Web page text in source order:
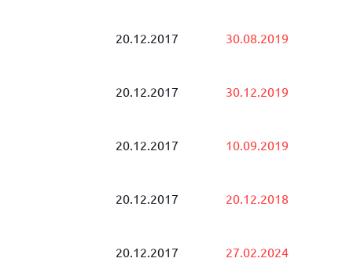
20.12.2017 30.08.2019
20.12.2017 30.12.2019
20.12.2017 10.09.2019
20.12.2017 20.12.2018
20.12.2017 27.02.2024